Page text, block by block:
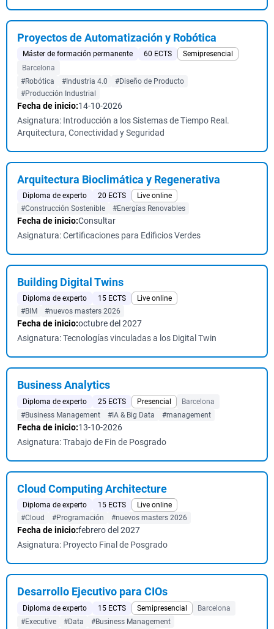
Proyectos de Automatización y Robótica
Máster de formación permanente 60 ECTS
Semipresencial
Barcelona
#Robótica
#Industria 4.0
#Diseño de Producto
#Producción Industrial
Fecha de inicio:14-10-2026
Asignatura: Introducción a los Sistemas de Tiempo Real.
Arquitectura, Conectividad y Seguridad
Arquitectura Bioclimática y Regenerativa
Diploma de experto 20 ECTS
Live online
#Construcción Sostenible
#Energías Renovables
Fecha de inicio:Consultar
Asignatura: Certificaciones para Edificios Verdes
Building Digital Twins
Diploma de experto 15 ECTS
Live online
#BIM
#nuevos masters 2026
Fecha de inicio:octubre del 2027
Asignatura: Tecnologías vinculadas a los Digital Twin
Business Analytics
Diploma de experto 25 ECTS Presencial
Barcelona
#Business Management
#IA & Big Data #management
Fecha de inicio:13-10-2026
Asignatura: Trabajo de Fin de Posgrado
Cloud Computing Architecture
Diploma de experto 15 ECTS
Live online
#Cloud
#Programación #nuevos masters 2026
Fecha de inicio:febrero del 2027
Asignatura: Proyecto Final de Posgrado
Desarrollo Ejecutivo para CIOs
Diploma de experto 15 ECTS Semipresencial
Barcelona
#Executive
#Data
#Business Management